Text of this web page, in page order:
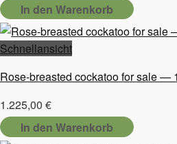
In den Warenkorb
Schnellansicht
Rose-breasted cockatoo for sale —
1.225,00 €
In den Warenkorb